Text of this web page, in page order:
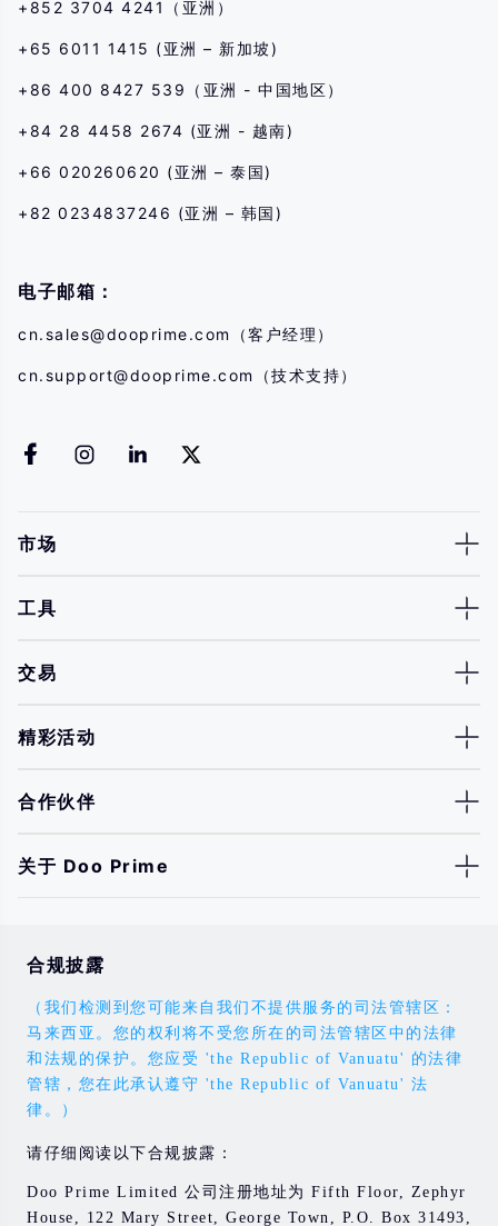
+852 3704 4241（亚洲）
+65 6011 1415 (亚洲 – 新加坡)
+86 400 8427 539（亚洲 - 中国地区）
+84 28 4458 2674 (亚洲 - 越南)
+66 020260620 (亚洲 – 泰国)
+82 0234837246 (亚洲 – 韩国)
电子邮箱：
cn.sales@dooprime.com （客户经理）
cn.support@dooprime.com （技术支持）
市场
工具
交易
精彩活动
合作伙伴
关于 Doo Prime
合规披露
（我们检测到您可能来自我们不提供服务的司法管辖区：
马来西亚。您的权利将不受您所在的司法管辖区中的法律
和法规的保护。您应受 'the Republic of Vanuatu' 的法律
管辖，您在此承认遵守 'the Republic of Vanuatu' 法
律。）
请仔细阅读以下合规披露：
Doo Prime Limited 公司注册地址为 Fifth Floor, Zephyr
House, 122 Mary Street, George Town, P.O. Box 31493,